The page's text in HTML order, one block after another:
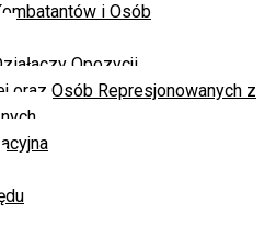
i Osób
Opozycji
oraz Osób Represjonowanych z